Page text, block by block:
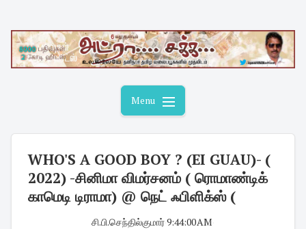
content
Menu
WHO'S A GOOD BOY ? (EI GUAU)- (
2022) -சினிமா விமர்சனம் ( ரொமாண்டிக்
காமெடி டிராமா) @ நெட் ஃபிளிக்ஸ் (
சி.பி.செந்தில்குமார்9:44:00 AM